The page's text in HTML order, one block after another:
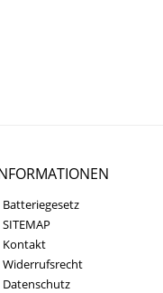
Batteriegesetz
SITEMAP
Kontakt
Widerrufsrecht
Datenschutz